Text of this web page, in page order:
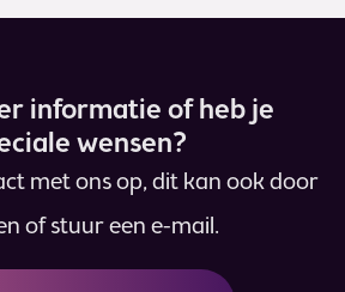
informatie of heb je
wensen?
met ons op, dit kan ook door
of stuur een e-mail.